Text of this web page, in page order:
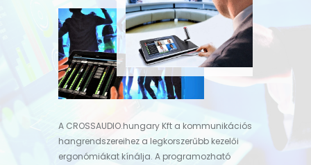
A CROSSAUDIO.hungary Kft a kommunikációs
hangrendszereihez a legkorszerűbb kezelői
ergonómiákat kínálja. A programozható